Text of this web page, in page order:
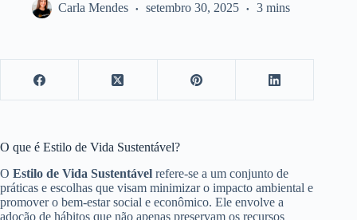
Carla Mendes setembro 30, 2025 3 mins
O que é Estilo de Vida Sustentável?
O Estilo de Vida Sustentável refere-se a um conjunto de
práticas e escolhas que visam minimizar o impacto ambiental e
promover o bem-estar social e econômico. Ele envolve a
adoção de hábitos que não apenas preservam os recursos